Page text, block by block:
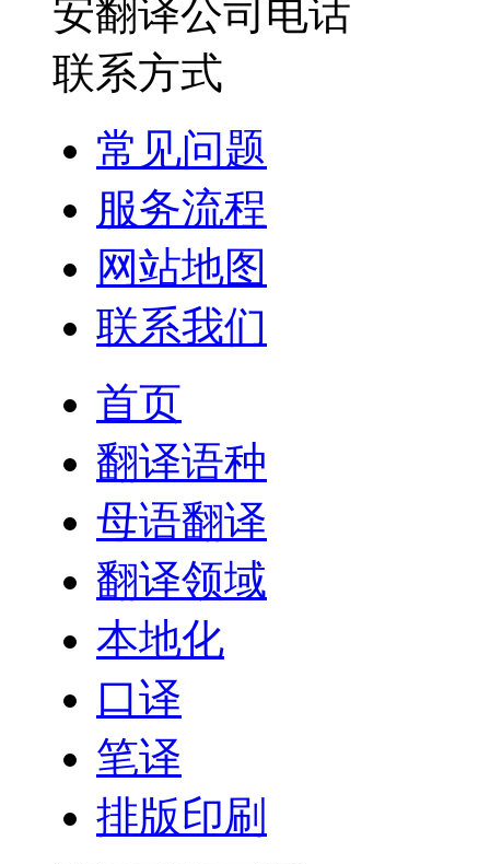
常见问题
服务流程
网站地图
联系我们
首页
翻译语种
母语翻译
翻译领域
本地化
口译
笔译
排版印刷